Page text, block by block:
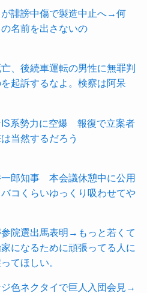
が誹謗中傷で製造中止へ→何
名前を出さないの
、後続車運転の男性に無罪判
起訴するなよ。検察は阿呆
IS系勢力に空爆 報復で立案者
当然するだろう
一郎知事 本会議休憩中に公用
コくらいゆっくり吸わせてや
院選出馬表明→もっと若くて
になるために頑張ってる人に
てほしい。
色ネクタイで巨人入団会見→